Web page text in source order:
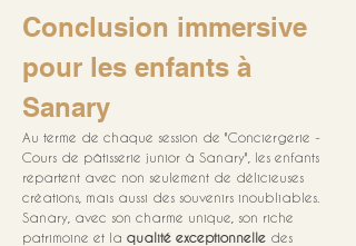
Conclusion immersive
pour les enfants à
Sanary
Au terme de chaque session de "Conciergerie -
Cours de pâtisserie junior à Sanary", les enfants
repartent avec non seulement de délicieuses
créations, mais aussi des souvenirs inoubliables.
Sanary, avec son charme unique, son riche
patrimoine et la qualité exceptionnelle des